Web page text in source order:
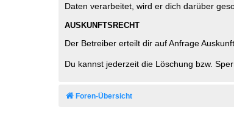
Daten verarbeitet, wird er dich darüber
AUSKUNFTSRECHT
Der Betreiber erteilt dir auf Anfrage
Du kannst jederzeit die Löschung bzw.
Foren-Übersicht